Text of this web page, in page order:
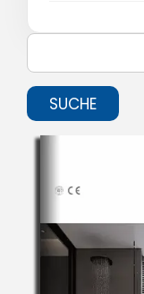
SUCHE